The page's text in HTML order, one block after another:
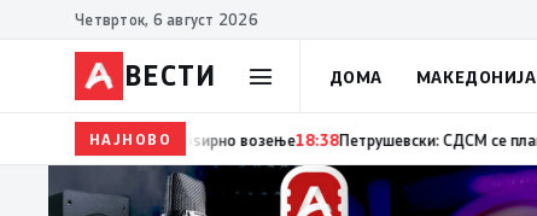
Четврток, 6 август 2026
ВЕСТИ ДОМА МАКЕДОНИЈА
НАЈНОВО
18:38 МВР: 222 сообраќајни прекршоци од возачи